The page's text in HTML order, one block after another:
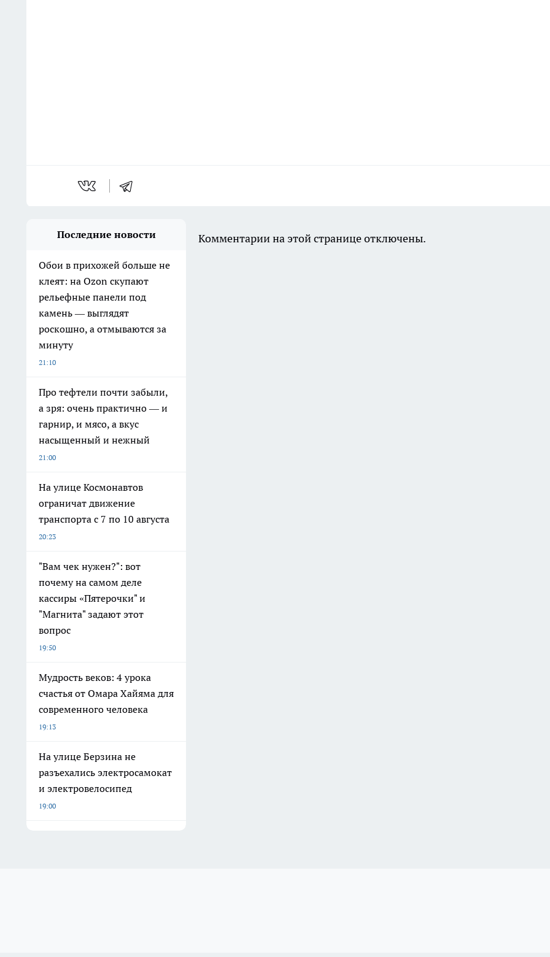
Последние новости
Обои в прихожей больше не
клеят: на Ozon скупают
рельефные панели под
камень — выглядят
роскошно, а отмываются за
минуту
21:10
Про тефтели почти забыли,
а зря: очень практично — и
гарнир, и мясо, а вкус
насыщенный и нежный
21:00
На улице Космонавтов
ограничат движение
транспорта с 7 по 10 августа
20:23
"Вам чек нужен?": вот
почему на самом деле
кассиры «Пятерочки" и
"Магнита" задают этот
вопрос
19:50
Мудрость веков: 4 урока
счастья от Омара Хайяма для
современного человека
19:13
На улице Берзина не
разъехались электросамокат
и электровелосипед
19:00
Комментарии на этой странице отключены.